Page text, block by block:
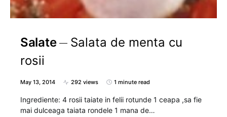
Salate
Salata de menta cu
rosii
May 13, 2014 292 views 1 minute read
Ingrediente: 4 rosii taiate in felii rotunde 1 ceapa ,sa fie
mai dulceaga taiata rondele 1 mana de…